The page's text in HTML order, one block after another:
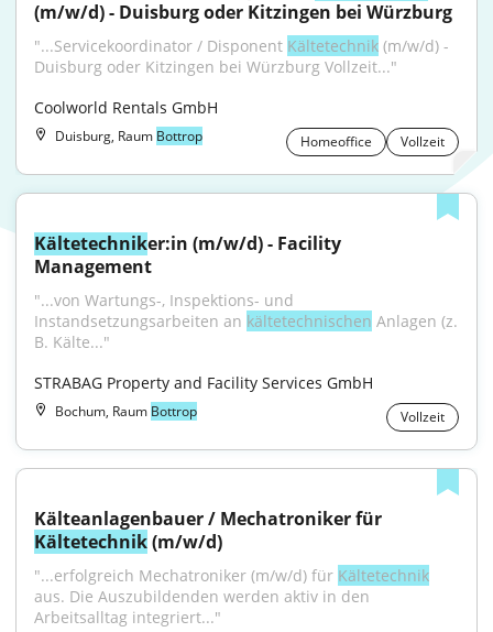
(m/w/d) - Duisburg oder Kitzingen bei Würzburg
"...Servicekoordinator / Disponent Kältetechnik (m/w/d) -
Duisburg oder Kitzingen bei Würzburg Vollzeit..."
Coolworld Rentals GmbH
Duisburg, Raum Bottrop Homeoffice Vollzeit
Kältetechniker:in (m/w/d) - Facility
Management
"...von Wartungs-, Inspektions- und
Instandsetzungsarbeiten an kältetechnischen Anlagen (z.
B. Kälte..."
STRABAG Property and Facility Services GmbH
Bochum, Raum Bottrop Vollzeit
Kältetechnik (m/w/d)
"...erfolgreich Mechatroniker (m/w/d) für Kältetechnik
aus. Die Auszubildenden werden aktiv in den
Arbeitsalltag integriert..."